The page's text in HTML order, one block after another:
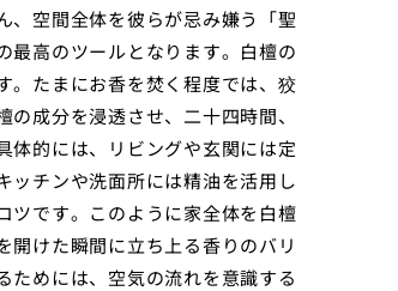
、空間全体を彼らが忌み嫌う「聖
最高のツールとなります。白檀の
。たまにお香を焚く程度では、狡
成分を浸透させ、二十四時間、
体的には、リビングや玄関には定
ッチンや洗面所には精油を活用し
ツです。このように家全体を白檀
開けた瞬間に立ち上る香りのバリ
ためには、空気の流れを意識する